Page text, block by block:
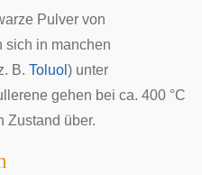
Pulver von
sich in manchen
B. Toluol ) unter
gehen bei ca. 400 °C
Zustand über.